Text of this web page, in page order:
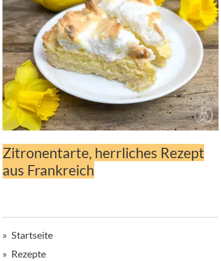
Zitronentarte, herrliches Rezept
aus Frankreich
Startseite
Rezepte